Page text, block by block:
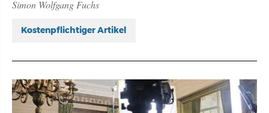
Simon Wolfgang Fuchs
Kostenpflichtiger Artikel